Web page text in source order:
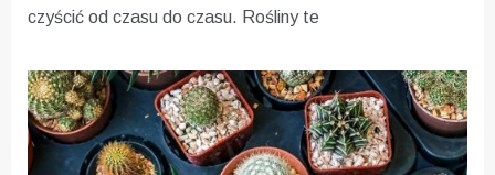
czyścić od czasu do czasu. Rośliny te